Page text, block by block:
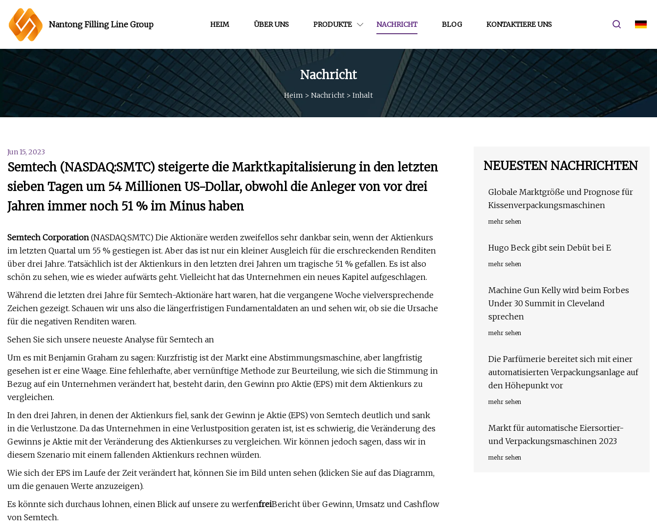
Nantong Filling Line Group HEIM ÜBER UNS PRODUKTE NACHRICHT BLOG KONTAKTIERE UNS
Nachricht
Heim > Nachricht > Inhalt
Jun 15, 2023
Semtech (NASDAQ:SMTC) steigerte die Marktkapitalisierung in den letzten
sieben Tagen um 54 Millionen US-Dollar, obwohl die Anleger von vor drei
Jahren immer noch 51 % im Minus haben
Semtech Corporation (NASDAQ:SMTC) Die Aktionäre werden zweifellos sehr dankbar sein, wenn der Aktienkurs
im letzten Quartal um 55 % gestiegen ist. Aber das ist nur ein kleiner Ausgleich für die erschreckenden Renditen
über drei Jahre. Tatsächlich ist der Aktienkurs in den letzten drei Jahren um tragische 51 % gefallen. Es ist also
schön zu sehen, wie es wieder aufwärts geht. Vielleicht hat das Unternehmen ein neues Kapitel aufgeschlagen.
Während die letzten drei Jahre für Semtech-Aktionäre hart waren, hat die vergangene Woche vielversprechende
Zeichen gezeigt. Schauen wir uns also die längerfristigen Fundamentaldaten an und sehen wir, ob sie die Ursache
für die negativen Renditen waren.
Sehen Sie sich unsere neueste Analyse für Semtech an
Um es mit Benjamin Graham zu sagen: Kurzfristig ist der Markt eine Abstimmungsmaschine, aber langfristig
gesehen ist er eine Waage. Eine fehlerhafte, aber vernünftige Methode zur Beurteilung, wie sich die Stimmung in
Bezug auf ein Unternehmen verändert hat, besteht darin, den Gewinn pro Aktie (EPS) mit dem Aktienkurs zu
vergleichen.
In den drei Jahren, in denen der Aktienkurs fiel, sank der Gewinn je Aktie (EPS) von Semtech deutlich und sank
in die Verlustzone. Da das Unternehmen in eine Verlustposition geraten ist, ist es schwierig, die Veränderung des
Gewinns je Aktie mit der Veränderung des Aktienkurses zu vergleichen. Wir können jedoch sagen, dass wir in
diesem Szenario mit einem fallenden Aktienkurs rechnen würden.
Wie sich der EPS im Laufe der Zeit verändert hat, können Sie im Bild unten sehen (klicken Sie auf das Diagramm,
um die genauen Werte anzuzeigen).
Es könnte sich durchaus lohnen, einen Blick auf unsere zu werfenfreiBericht über Gewinn, Umsatz und Cashflow
von Semtech.
NEUESTEN NACHRICHTEN
Globale Marktgröße und Prognose für
Kissenverpackungsmaschinen
mehr sehen
Hugo Beck gibt sein Debüt bei E
mehr sehen
Machine Gun Kelly wird beim Forbes
Under 30 Summit in Cleveland
sprechen
mehr sehen
Die Parfümerie bereitet sich mit einer
automatisierten Verpackungsanlage auf
den Höhepunkt vor
mehr sehen
Markt für automatische Eiersortier-
und Verpackungsmaschinen 2023
mehr sehen